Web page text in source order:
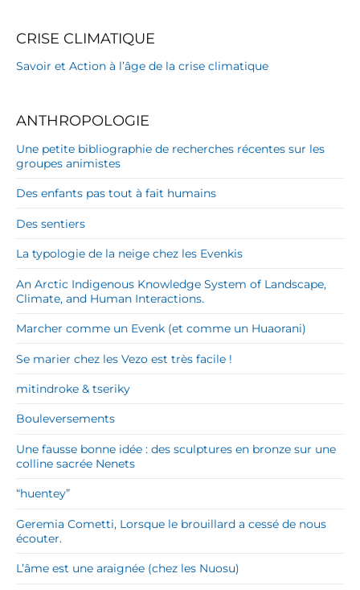
CRISE CLIMATIQUE
Savoir et Action à l’âge de la crise climatique
ANTHROPOLOGIE
Une petite bibliographie de recherches récentes sur les
groupes animistes
Des enfants pas tout à fait humains
Des sentiers
La typologie de la neige chez les Evenkis
An Arctic Indigenous Knowledge System of Landscape,
Climate, and Human Interactions.
Marcher comme un Evenk (et comme un Huaorani)
Se marier chez les Vezo est très facile !
mitindroke & tseriky
Bouleversements
Une fausse bonne idée : des sculptures en bronze sur une
colline sacrée Nenets
“huentey”
Geremia Cometti, Lorsque le brouillard a cessé de nous
écouter.
L’âme est une araignée (chez les Nuosu)